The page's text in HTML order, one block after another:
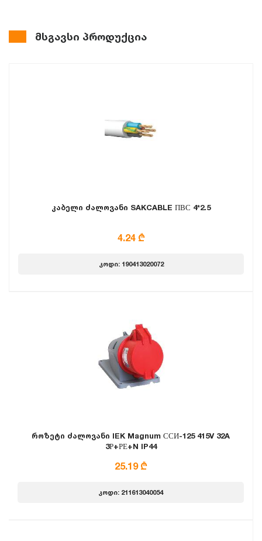
მსგავსი პროდუქცია
კაბელი ძალოვანი SAKCABLE ПВС 4*2.5
4.24 ₾
კოდი: 190413020072
როზეტი ძალოვანი IEK Magnum ССИ-125 415V 32A
3Р+РЕ+N IP44
25.19 ₾
კოდი: 211613040054